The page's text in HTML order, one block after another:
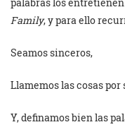
Family, y para ello
Seamos sinceros,
Llamemos las cosas
Y, definamos bien las